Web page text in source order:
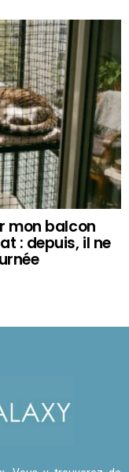
mon balcon
: depuis, il ne